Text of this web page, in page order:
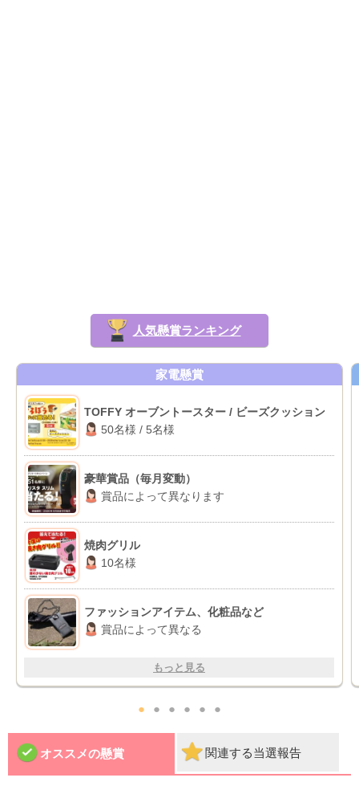
人気懸賞ランキング
家電懸賞
TOFFY オーブントースター / ビーズクッション
50名様 / 5名様
豪華賞品（毎月変動）
賞品によって異なります
焼肉グリル
10名様
ファッションアイテム、化粧品など
賞品によって異なる
もっと見る
● ● ● ● ● ●
オススメの懸賞 関連する当選報告